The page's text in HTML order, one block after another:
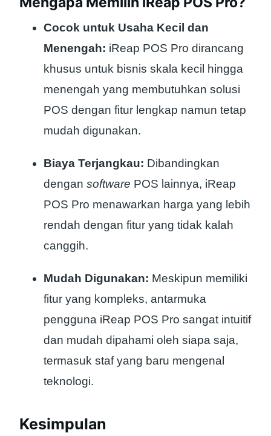
Cocok untuk Usaha Kecil dan
Menengah: iReap POS Pro dirancang
khusus untuk bisnis skala kecil hingga
menengah yang membutuhkan solusi
POS dengan fitur lengkap namun tetap
mudah digunakan.
Biaya Terjangkau: Dibandingkan
dengan software POS lainnya, iReap
POS Pro menawarkan harga yang lebih
rendah dengan fitur yang tidak kalah
canggih.
Mudah Digunakan: Meskipun memiliki
fitur yang kompleks, antarmuka
pengguna iReap POS Pro sangat intuitif
dan mudah dipahami oleh siapa saja,
termasuk staf yang baru mengenal
teknologi.
Kesimpulan